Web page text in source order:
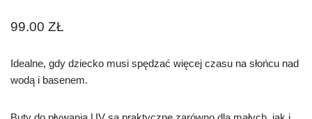
99.00 ZŁ
Idealne, gdy dziecko musi spędzać więcej czasu na słońcu nad
wodą i basenem.